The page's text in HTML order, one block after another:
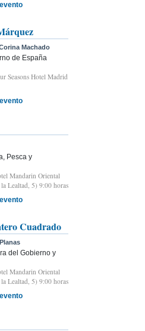
Machado
de España
Seasons Hotel Madrid
Pesca y
Mandarin Oriental
Lealtad, 5) 9:00 horas
Cuadrado
del Gobierno y
Mandarin Oriental
Lealtad, 5) 9:00 horas